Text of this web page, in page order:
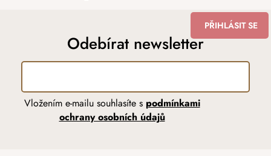
Odebírat newsletter
Vložením e-mailu souhlasíte s podmínkami
ochrany osobních údajů
PŘIHLÁSIT SE